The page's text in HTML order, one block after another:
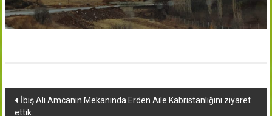
Yazı
İbiş Ali Amcanın Mekanında Erden Aile Kabristanlığını ziyaret
ettik.